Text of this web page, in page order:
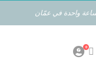
واحدة في عمّان
0